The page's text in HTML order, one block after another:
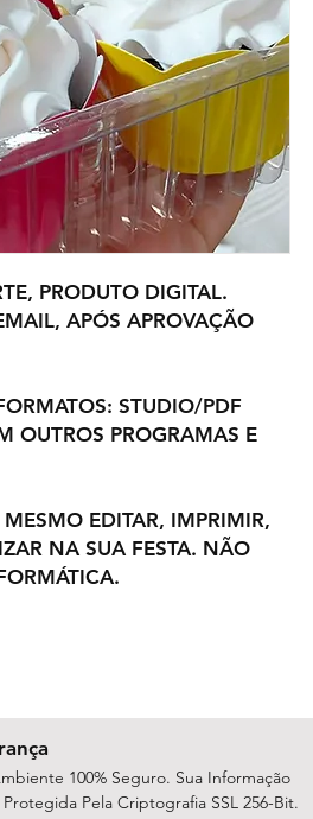
PRODUTO DIGITAL.
APÓS APROVAÇÃO
STUDIO/PDF
OUTROS PROGRAMAS E
EDITAR, IMPRIMIR,
NA SUA FESTA. NÃO
100% Seguro. Sua Informação
Pela Criptografia SSL 256-Bit.